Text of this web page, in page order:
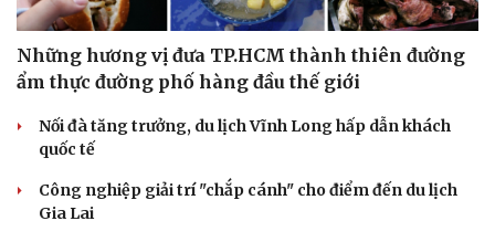
Những hương vị đưa TP.HCM thành thiên đường
ẩm thực đường phố hàng đầu thế giới
Nối đà tăng trưởng, du lịch Vĩnh Long hấp dẫn khách
quốc tế
Công nghiệp giải trí "chắp cánh" cho điểm đến du lịch
Gia Lai